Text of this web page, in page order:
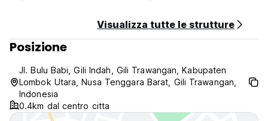
Visualizza tutte le strutture
Posizione
Jl. Bulu Babi, Gili Indah, Gili Trawangan, Kabupaten
Lombok Utara, Nusa Tenggara Barat, Gili Trawangan,
Indonesia
0.4km dal centro citta